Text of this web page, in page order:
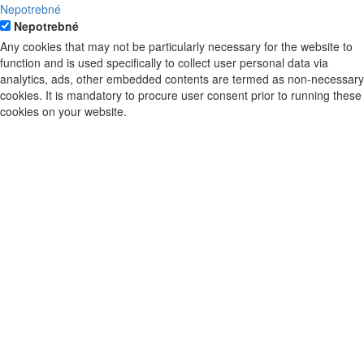
Nepotrebné
Nepotrebné
Any cookies that may not be particularly necessary for the website to
function and is used specifically to collect user personal data via
analytics, ads, other embedded contents are termed as non-necessary
cookies. It is mandatory to procure user consent prior to running these
cookies on your website.